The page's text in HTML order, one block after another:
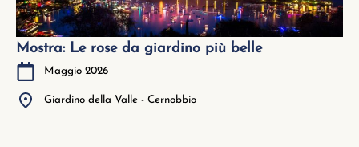
Mostra: Le rose da giardino più belle
Maggio 2026
Giardino della Valle - Cernobbio